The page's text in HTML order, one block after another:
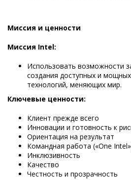
Миссия и ценности
Миссия Intel:
Использовать возможности
создания доступных и
технологий, меняющих мир.
Ключевые ценности:
Клиент прежде всего
Инновации и готовность к
Ориентация на результат
Командная работа («One
Инклюзивность
Качество
Честность и прозрачность